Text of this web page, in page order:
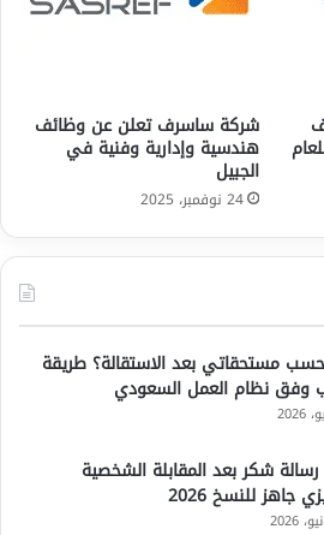
شركة ساسرف تعلن عن وظائف
هندسية وإدارية وفنية في
الجبيل
24 نوفمبر، 2025
مستحقاتي بعد الاستقالة؟ طريقة
وفق نظام العمل السعودي
شكر بعد المقابلة الشخصية
جاهز للنسخ 2026